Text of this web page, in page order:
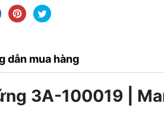
dẫn mua hàng
3A-100019 |